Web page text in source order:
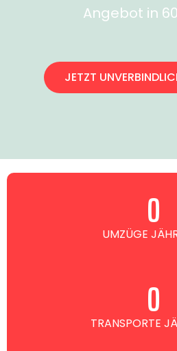
Angebot in
JETZT
UMZÜGE0
TRANSPORTE
0